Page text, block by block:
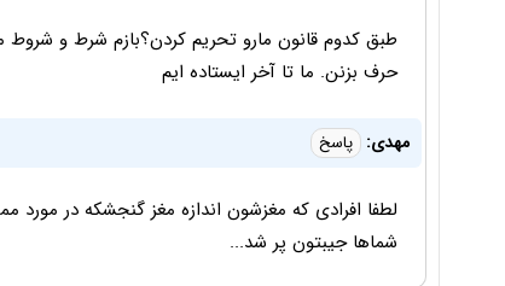
طبق کدوم قانون مارو تحریم کردن؟بازم شرط و شروط
حرف بزنن. ما تا آخر ایستاده ایم
مهدی: پاسخ
لطفا افرادی که مغزشون اندازه مغز گنجشکه در مورد
شماها جیبتون پر شد...